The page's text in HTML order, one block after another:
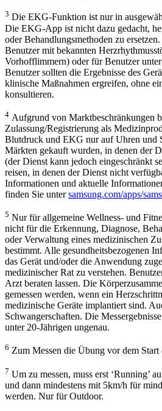
3 Die EKG-Funktion ist nur in
Die EKG-App ist nicht dazu gedacht,
oder Behandlungsmethoden zu
Benutzer mit bekannten
Vorhofflimmern) oder für Benutzer unter
Benutzer sollten die Ergebnisse des
klinische Maßnahmen ergreifen, ohne
konsultieren.
4 Aufgrund von Marktbeschränkungen
Zulassung/Registrierung als
Blutdruck und EKG nur auf Uhren und
Märkten gekauft wurden, in denen der
(der Dienst kann jedoch eingeschränkt
reisen, in denen der Dienst nicht
Informationen und aktuelle
finden Sie untersamsung.com/apps/
5 Nur für allgemeine Wellness- und
nicht für die Erkennung, Diagnose,
oder Verwaltung eines medizinischen
bestimmt. Alle gesundheitsbezogenen
das Gerät und/oder die Anwendung
medizinischer Rat zu verstehen.
Arzt beraten lassen. Die
gemessen werden, wenn ein
medizinische Geräte implantiert sind.
Schwangerschaften. Die
unter 20-Jährigen ungenau.
6 Zum Messen die Übung vor dem Start
7 Um zu messen, muss erst ‘Running’
und dann mindestens mit 5km/h für
werden. Nur für Outdoor.